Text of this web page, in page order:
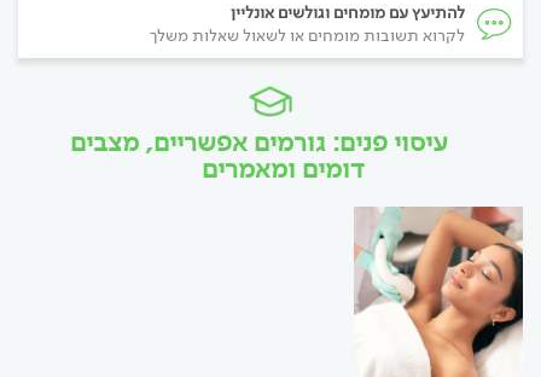
להתיעץ עם מומחים וגולשים אונליין
לקרוא תשובות מומחים או לשאול שאלות משלך
עיסוי פנים: גורמים אפשריים, מצבים
דומים ומאמרים